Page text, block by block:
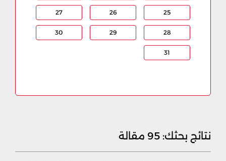
25
26
27
28
29
30
31
نتائج بحثك: 95 مقالة